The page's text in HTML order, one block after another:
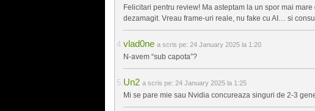
Felicitari pentru review! Ma asteptam la un spor mai
dezamagit. Vreau frame-uri reale, nu fake cu AI… si
vlad0ne a scris pe: 24 January 2025 la 1:20
N-avem “sub capota”?
Un2 a scris pe: 24 January 2025 la 1:25
Mi se pare mie sau Nvidia concureaza singuri de 2-3